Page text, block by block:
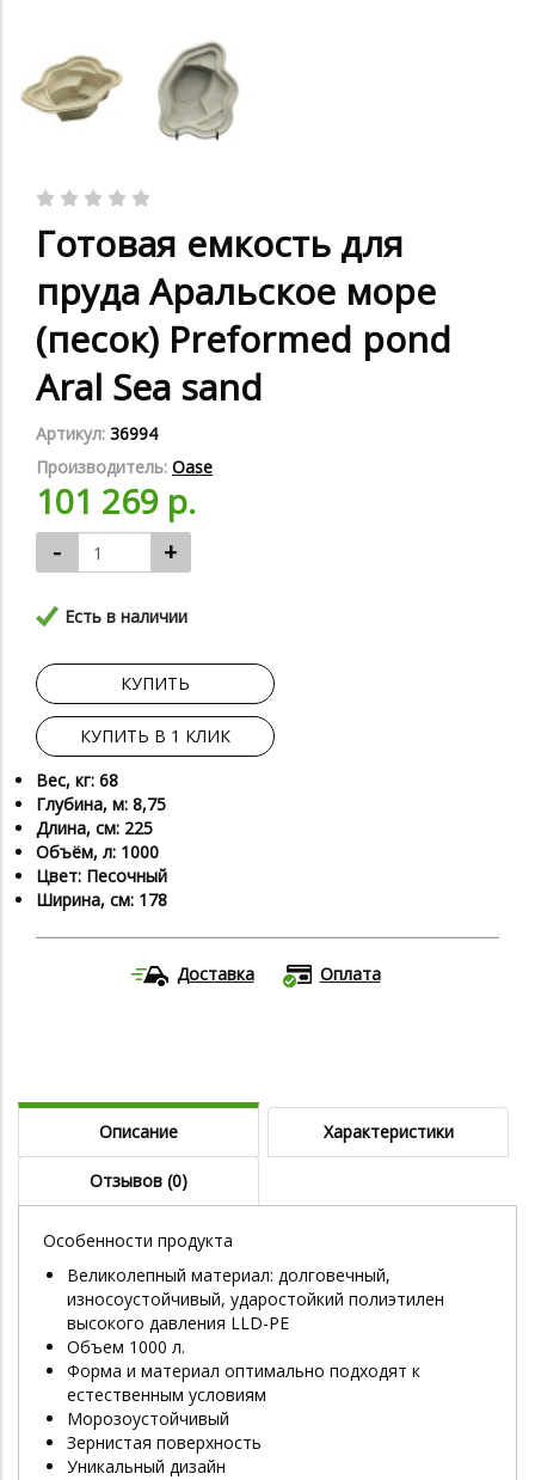
Готовая емкость для
пруда Аральское море
(песок) Preformed pond
Aral Sea sand
Артикул: 36994
Производитель: Oase
101 269 р.
- +
Есть в наличии
КУПИТЬ
КУПИТЬ В 1 КЛИК
Вес, кг: 68
Глубина, м: 8,75
Длина, см: 225
Объём, л: 1000
Цвет: Песочный
Ширина, см: 178
Доставка Оплата
Описание Характеристики
Отзывов (0)
Особенности продукта
Великолепный материал: долговечный,
износоустойчивый, ударостойкий полиэтилен
высокого давления LLD-PE
Объем 1000 л.
Форма и материал оптимально подходят к
естественным условиям
Морозоустойчивый
Зернистая поверхность
Уникальный дизайн